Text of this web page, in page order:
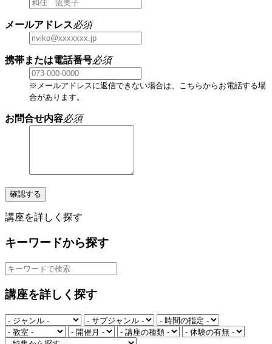
メールアドレス必須
携帯または電話番号必須
※メールアドレスに返信できない場合は、こちらからお電話する場
合があります。
お問合せ内容必須
確認する
講座を詳しく探す
キーワードから探す
講座を詳しく探す